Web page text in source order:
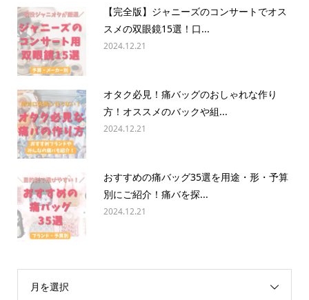
【完全版】ジャニーズのコンサートでオス
スメの双眼鏡15選！口...
2024.12.21
オタク必見！痛バッグのおしゃれな作り
方！オススメのバックや組...
2024.12.21
おすすめの痛バッグ35選を用途・形・予算
別にご紹介！痛バを探...
2024.12.21
月を選択